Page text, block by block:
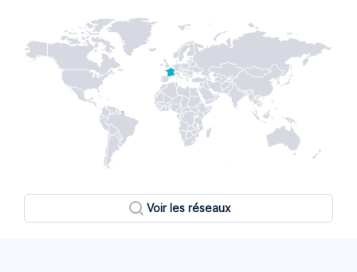
Voir les réseaux